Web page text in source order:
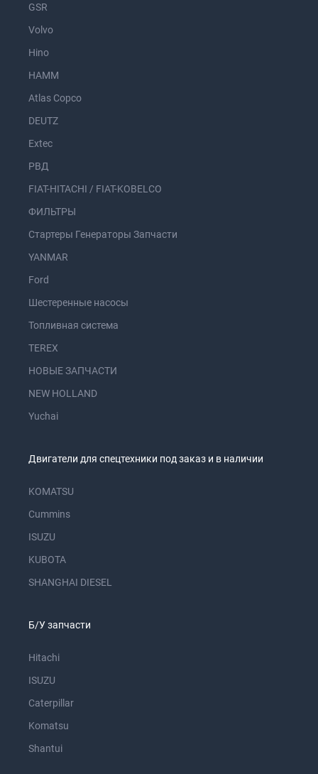
GSR
Volvo
Hino
HAMM
Atlas Copco
DEUTZ
Extec
РВД
FIAT-HITACHI / FIAT-KOBELCO
ФИЛЬТРЫ
Стартеры Генераторы Запчасти
YANMAR
Ford
Шестеренные насосы
Топливная система
TEREX
НОВЫЕ ЗАПЧАСТИ
NEW HOLLAND
Yuchai
Двигатели для спецтехники под заказ и в наличии
KOMATSU
Cummins
ISUZU
KUBOTA
SHANGHAI DIESEL
Б/У запчасти
Hitachi
ISUZU
Caterpillar
Komatsu
Shantui